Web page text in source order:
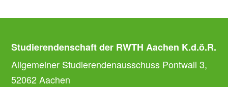
Studierendenschaft der RWTH Aachen K.d.ö.R.
Allgemeiner Studierendenausschuss Pontwall 3,
52062 Aachen